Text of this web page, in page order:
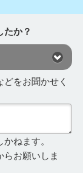
たか？
をお聞かせく
ねます。
らお願いしま